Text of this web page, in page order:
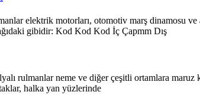
elektrik motorları, otomotiv marş dinamosu
gibidir: Kod Kod Kod İç Çapmm Dış
rulmanlar neme ve diğer çeşitli ortamlara
halka yan yüzlerinde